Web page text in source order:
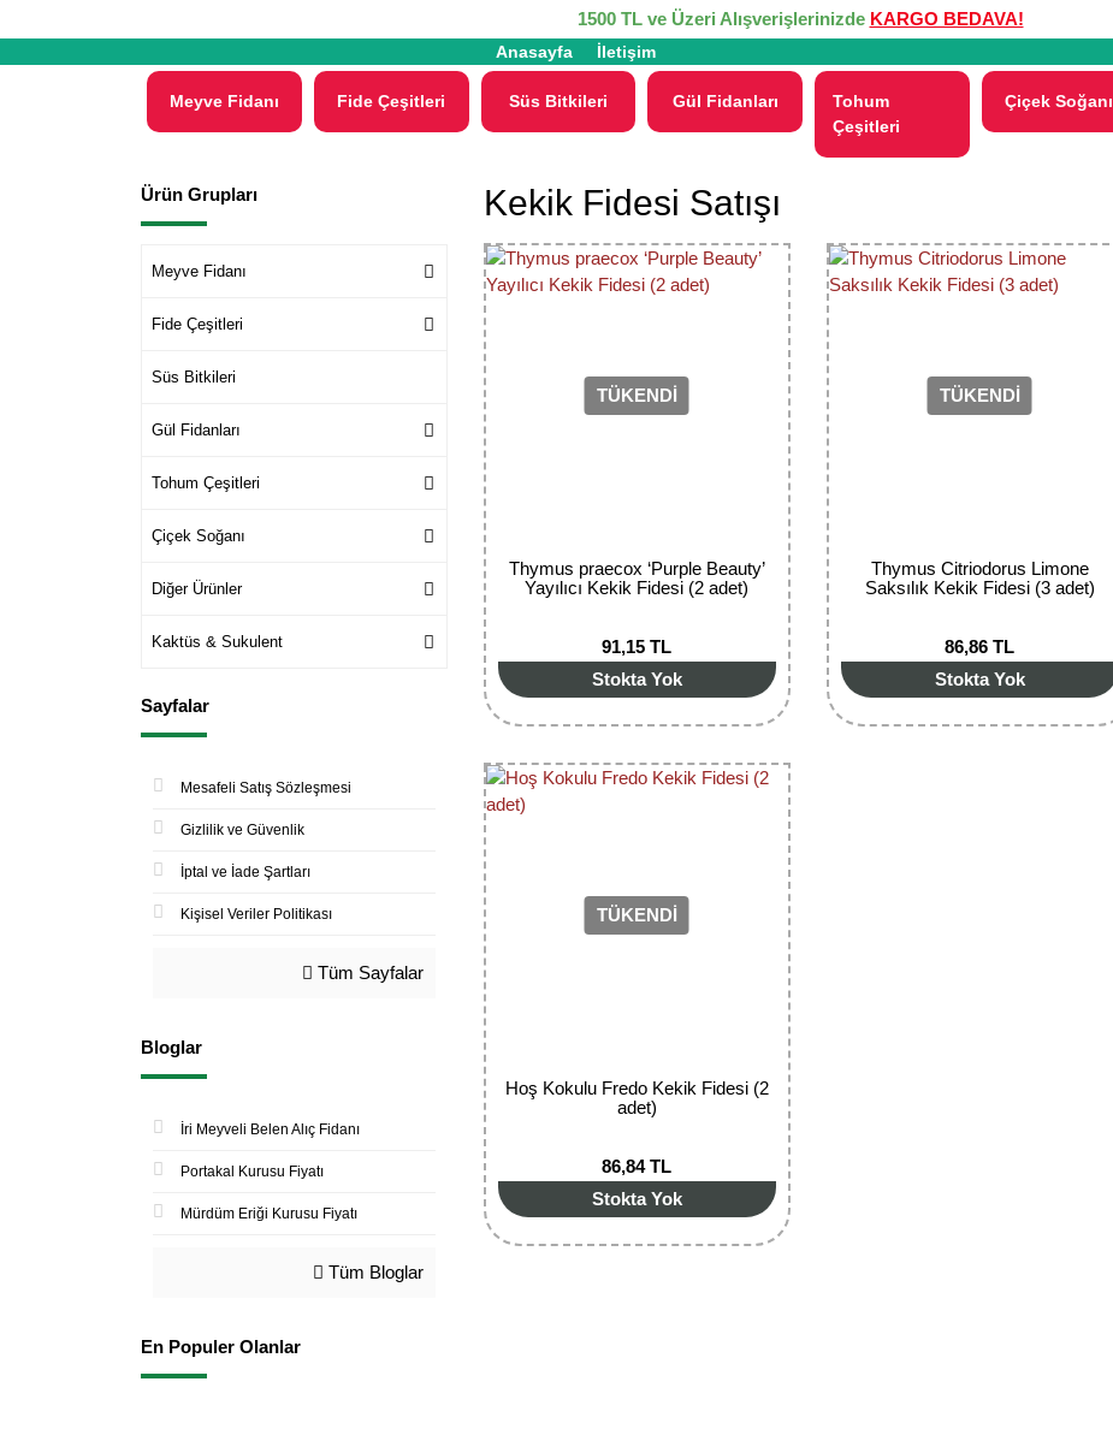
1500 TL ve Üzeri Alışverişlerinizde KARGO BEDAVA!
Anasayfa İletişim
Meyve Fidanı Fide Çeşitleri Süs Bitkileri Gül Fidanları
Tohum
Çeşitleri
Çiçek Soğanı
Ürün Grupları
Meyve Fidanı
Fide Çeşitleri
Süs Bitkileri
Gül Fidanları
Tohum Çeşitleri
Çiçek Soğanı
Diğer Ürünler
Kaktüs & Sukulent
Sayfalar
Mesafeli Satış Sözleşmesi
Gizlilik ve Güvenlik
İptal ve İade Şartları
Kişisel Veriler Politikası
Tüm Sayfalar
Bloglar
İri Meyveli Belen Alıç Fidanı
Portakal Kurusu Fiyatı
Mürdüm Eriği Kurusu Fiyatı
Tüm Bloglar
En Populer Olanlar
Kekik Fidesi Satışı
TÜKENDİ
Thymus praecox ‘Purple Beauty’
Yayılıcı Kekik Fidesi (2 adet)
91,15 TL
Stokta Yok
TÜKENDİ
Thymus Citriodorus Limone
Saksılık Kekik Fidesi (3 adet)
86,86 TL
Stokta Yok
TÜKENDİ
Hoş Kokulu Fredo Kekik Fidesi (2
adet)
86,84 TL
Stokta Yok